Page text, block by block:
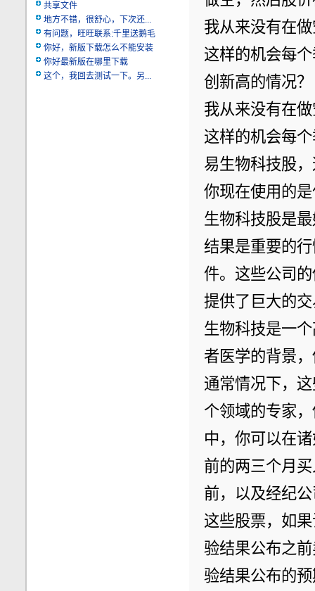
共享文件
地方不错，很舒心，下次还...
有问题，旺旺联系:千里送鹅毛
你好，新版下载怎么不能安装
你好最新版在哪里下载
这个，我回去测试一下。另...
我从来没有在
这样的机会每
创新高的情况？
我从来没有在
这样的机会每
易生物科技股
你现在使用的
生物科技股是
结果是重要的
件。这些公司
提供了巨大的
生物科技是一
者医学的背景
通常情况下，
个领域的专家
中，你可以在
前的两三个月
前，以及经纪
这些股票，如
验结果公布之
验结果公布的